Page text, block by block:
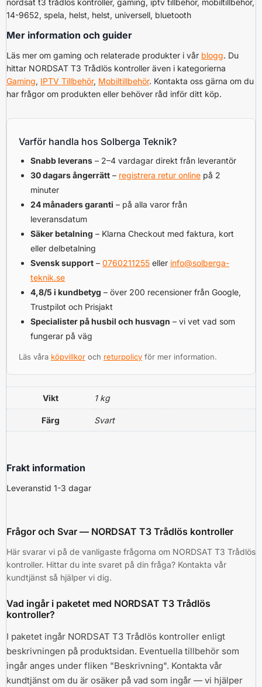
nordsat t3 trådlös kontroller, gaming, iptv tillbehör, mobiltillbehör,
14-9652, spela, helst, helst, universell, bluetooth
Mer information och guider
Läs mer om gaming och relaterade produkter i vår blogg. Du
hittar NORDSAT T3 Trådlös kontroller även i kategorierna
Gaming, IPTV Tillbehör, Mobiltillbehör. Kontakta oss gärna om du
har frågor om produkten eller behöver råd inför ditt köp.
Varför handla hos Solberga Teknik?
Snabb leverans – 2–4 vardagar direkt från leverantör
30 dagars ångerrätt – registrera retur online på 2
minuter
24 månaders garanti – på alla varor från
leveransdatum
Säker betalning – Klarna Checkout med faktura, kort
eller delbetalning
Svensk support – 0760211255 eller info@solberga-
teknik.se
4,8/5 i kundbetyg – över 200 recensioner från Google,
Trustpilot och Prisjakt
Specialister på husbil och husvagn – vi vet vad som
fungerar på väg
Läs våra köpvillkor och returpolicy för mer information.
Vikt 1 kg
Färg Svart
Frakt information
Leveranstid 1-3 dagar
Frågor och Svar — NORDSAT T3 Trådlös kontroller
Här svarar vi på de vanligaste frågorna om NORDSAT T3 Trådlös
kontroller. Hittar du inte svaret på din fråga? Kontakta vår
kundtjänst så hjälper vi dig.
Vad ingår i paketet med NORDSAT T3 Trådlös
kontroller?
I paketet ingår NORDSAT T3 Trådlös kontroller enligt
beskrivningen på produktsidan. Eventuella tillbehör som
ingår anges under fliken "Beskrivning". Kontakta vår
kundtjänst om du är osäker på vad som ingår — vi hjälper